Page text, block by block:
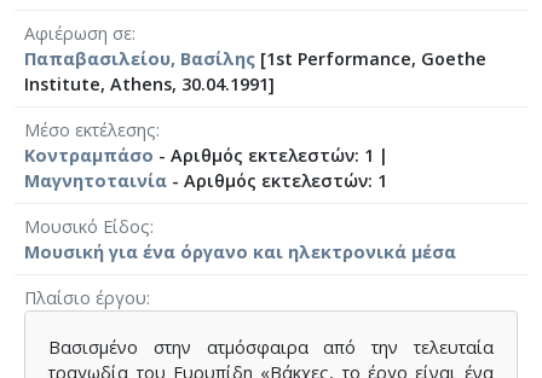
Αφιέρωση σε
Παπαβασιλείου, Βασίλης [1st Performance, Goethe
Institute, Athens, 30.04.1991]
Μέσο εκτέλεσης
Κοντραμπάσο - Αριθμός εκτελεστών: 1 |
Μαγνητοταινία - Αριθμός εκτελεστών: 1
Μουσικό Είδος
Μουσική για ένα όργανο και ηλεκτρονικά μέσα
Πλαίσιο έργου
Βασισμένο στην ατμόσφαιρα από την τελευταία
τραγωδία του Ευρυπίδη «Βάκχες, το έργο είναι ένα